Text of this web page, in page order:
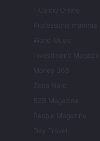
Il Calcio Online
Professione mamma
World Music
Investimenti Magazine
Money 365
Zona Nerd
B2B Magazine
People Magazine
Day Travel